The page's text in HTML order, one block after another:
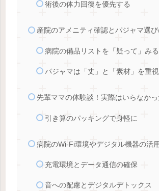
術後の体力回復を優先する
産院のアメニティ確認とパジャマ選
病院の備品リストを「疑って」みる
パジャマは「丈」と「素材」を重視
先輩ママの体験談！実際はいらなか
引き算のパッキングで身軽に
病院のWi-Fi環境やデジタル機器の活
充電環境とデータ通信の確保
音への配慮とデジタルデトックス